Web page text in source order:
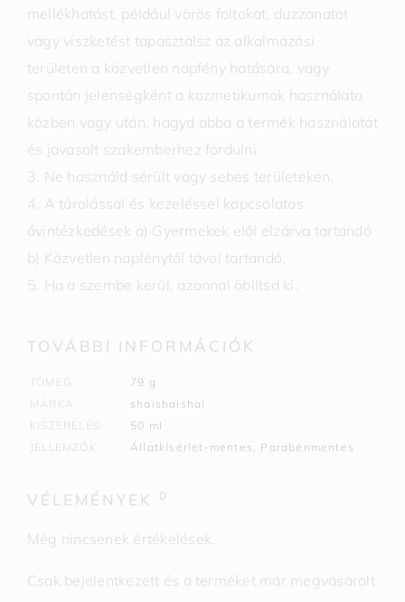
mellékhatást, például vörös foltokat, duzzanatot
vagy viszketést tapasztalsz az alkalmazási
területen a közvetlen napfény hatására, vagy
spontán jelenségként a kozmetikumok használata
közben vagy után, hagyd abba a termék használatát
és javasolt szakemberhez fordulni.
3. Ne használd sérült vagy sebes területeken.
4. A tárolással és kezeléssel kapcsolatos
óvintézkedések a) Gyermekek elől elzárva tartandó
b) Közvetlen napfénytől távol tartandó.
5. Ha a szembe kerül, azonnal öblítsd ki.
TOVÁBBI INFORMÁCIÓK
TÖMEG
79 g
MÁRKA
shaishaishai
KISZERELÉS
50 ml
JELLEMZŐK
Állatkísérlet-mentes Parabénmentes
VÉLEMÉNYEK 0
Még nincsenek értékelések.
Csak bejelentkezett és a terméket már megvásárolt